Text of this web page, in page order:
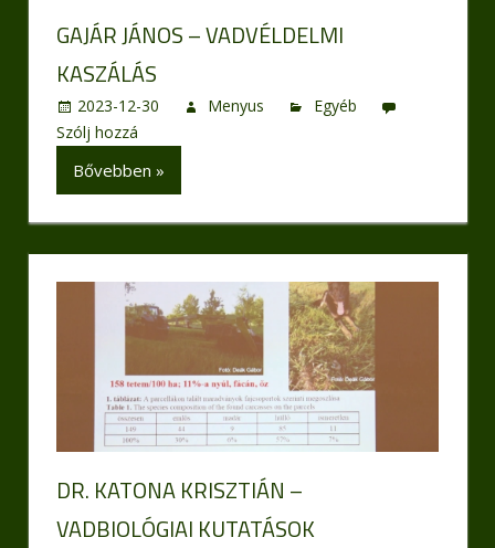
GAJÁR JÁNOS – VADVÉLDELMI
KASZÁLÁS
2023-12-30 Menyus
Egyéb
Szólj hozzá
Bővebben »
DR. KATONA KRISZTIÁN –
VADBIOLÓGIAI KUTATÁSOK